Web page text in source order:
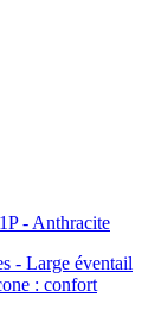
- Anthracite
- Large éventail
: confort